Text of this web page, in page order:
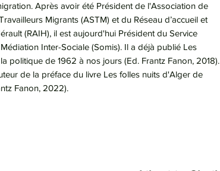
Après avoir été Président de l'Association de
Migrants (ASTM) et du Réseau d’accueil et
(RAIH), il est aujourd'hui Président du Service
Inter-Sociale (Somis). Il a déjà publié Les
politique de 1962 à nos jours (Ed. Frantz Fanon, 2018).
de la préface du livre Les folles nuits d'Alger de
Fanon, 2022).